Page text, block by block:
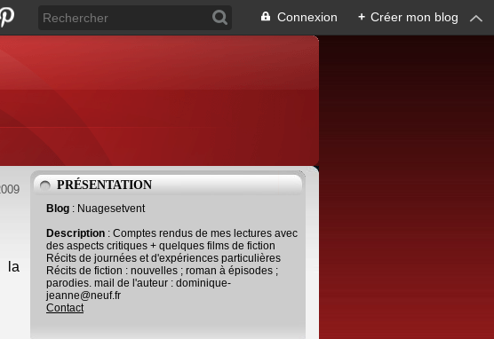
Connexion + Créer mon blog
la
PRÉSENTATION
Blog : Nuagesetvent
Description : Comptes rendus de mes lectures avec
des aspects critiques + quelques films de fiction
Récits de journées et d'expériences particulières
Récits de fiction : nouvelles ; roman à épisodes ;
parodies. mail de l'auteur : dominique-
jeanne@neuf.fr
Contact